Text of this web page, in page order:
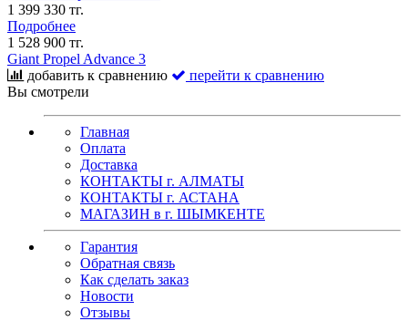
1 399 330 тг.
Подробнее
1 528 900 тг.
Giant Propel Advance 3
добавить к сравнению
перейти к сравнению
Вы смотрели
Главная
Оплата
Доставка
КОНТАКТЫ г. АЛМАТЫ
КОНТАКТЫ г. АСТАНА
МАГАЗИН в г. ШЫМКЕНТЕ
Гарантия
Обратная связь
Как сделать заказ
Новости
Отзывы